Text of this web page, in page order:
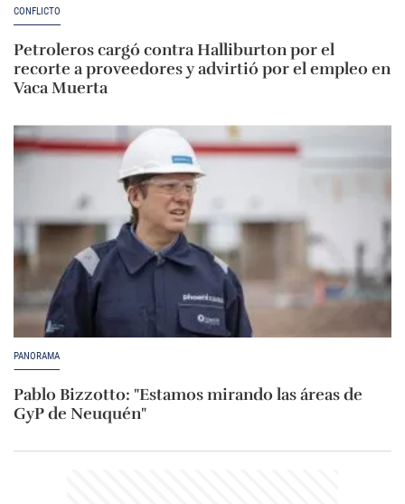
CONFLICTO
Petroleros cargó contra Halliburton por el
recorte a proveedores y advirtió por el empleo en
Vaca Muerta
PANORAMA
Pablo Bizzotto: "Estamos mirando las áreas de
GyP de Neuquén"